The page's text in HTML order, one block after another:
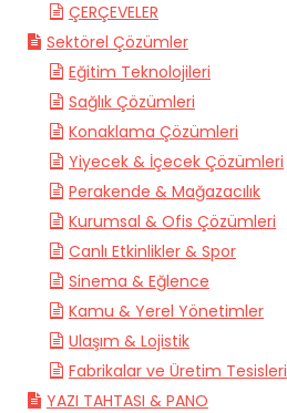
ÇERÇEVELER
Sektörel Çözümler
Eğitim Teknolojileri
Sağlık Çözümleri
Konaklama Çözümleri
Yiyecek & İçecek Çözümleri
Perakende & Mağazacılık
Kurumsal & Ofis Çözümleri
Canlı Etkinlikler & Spor
Sinema & Eğlence
Kamu & Yerel Yönetimler
Ulaşım & Lojistik
Fabrikalar ve Üretim Tesisleri
YAZI TAHTASI & PANO